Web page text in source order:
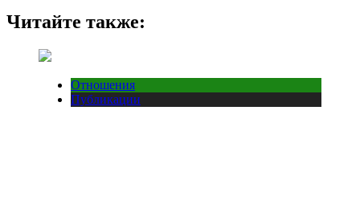
Читайте также:
Отношения
Публикации